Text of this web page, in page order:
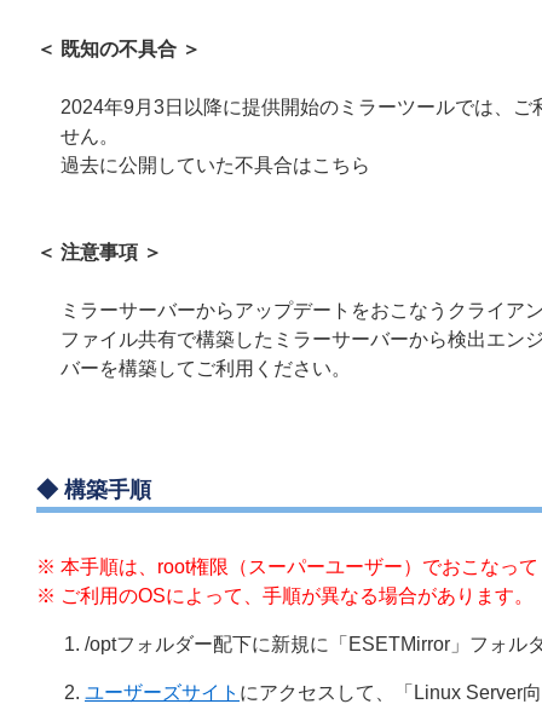
＜ 既知の不具合 ＞
2024年9月3日以降に提供開始のミラーツールでは、
せん。
過去に公開していた不具合はこちら
＜ 注意事項 ＞
ミラーサーバーからアップデートをおこなうクライ
ファイル共有で構築したミラーサーバーから検出エン
バーを構築してご利用ください。
◆ 構築手順
※ 本手順は、root権限（スーパーユーザー）でおこなっ
※ ご利用のOSによって、手順が異なる場合があります。
/optフォルダー配下に新規に「ESETMirror」フォル
ユーザーズサイト にアクセスして、「Linux Server